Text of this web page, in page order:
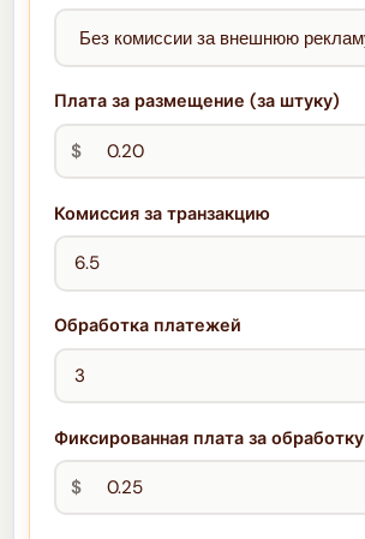
Плата за размещение (за штуку)
$
Комиссия за транзакцию
Обработка платежей
Фиксированная плата за обработку
$